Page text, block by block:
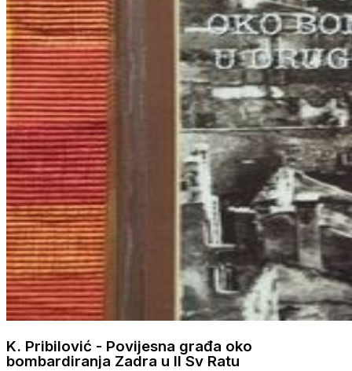
K. Pribilović - Povijesna građa oko
bombardiranja Zadra u II Sv Ratu